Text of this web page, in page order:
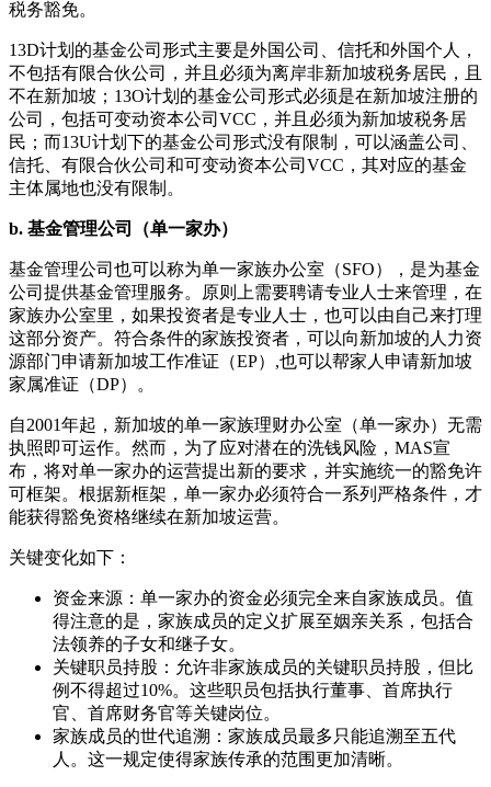
税务豁免。
13D计划的基金公司形式主要是外国公司、信托和外国个人，
不包括有限合伙公司，并且必须为离岸非新加坡税务居民，且
不在新加坡；13O计划的基金公司形式必须是在新加坡注册的
公司，包括可变动资本公司VCC，并且必须为新加坡税务居
民；而13U计划下的基金公司形式没有限制，可以涵盖公司、
信托、有限合伙公司和可变动资本公司VCC，其对应的基金
主体属地也没有限制。
b. 基金管理公司（单一家办）
基金管理公司也可以称为单一家族办公室（SFO），是为基金
公司提供基金管理服务。原则上需要聘请专业人士来管理，在
家族办公室里，如果投资者是专业人士，也可以由自己来打理
这部分资产。符合条件的家族投资者，可以向新加坡的人力资
源部门申请新加坡工作准证（EP）,也可以帮家人申请新加坡
家属准证（DP）。
自2001年起，新加坡的单一家族理财办公室（单一家办）无需
执照即可运作。然而，为了应对潜在的洗钱风险，MAS宣
布，将对单一家办的运营提出新的要求，并实施统一的豁免许
可框架。根据新框架，单一家办必须符合一系列严格条件，才
能获得豁免资格继续在新加坡运营。
关键变化如下：
资金来源：单一家办的资金必须完全来自家族成员。值
得注意的是，家族成员的定义扩展至姻亲关系，包括合
法领养的子女和继子女。
关键职员持股：允许非家族成员的关键职员持股，但比
例不得超过10%。这些职员包括执行董事、首席执行
官、首席财务官等关键岗位。
家族成员的世代追溯：家族成员最多只能追溯至五代
人。这一规定使得家族传承的范围更加清晰。